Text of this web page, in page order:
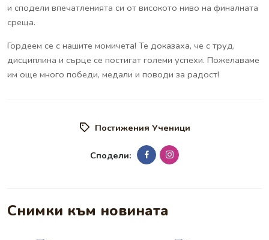
и сподели впечатленията си от високото ниво на финалната
среща.
Гордеем се с нашите момичета! Те доказаха, че с труд,
дисциплина и сърце се постигат големи успехи. Пожелаваме
им още много победи, медали и поводи за радост!
Постижения Ученици
Сподели:
Снимки към новината